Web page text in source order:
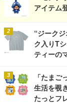
アイテム
“ジーク
ク入りT
ティーの
「たま
生活を覗
たっとフ